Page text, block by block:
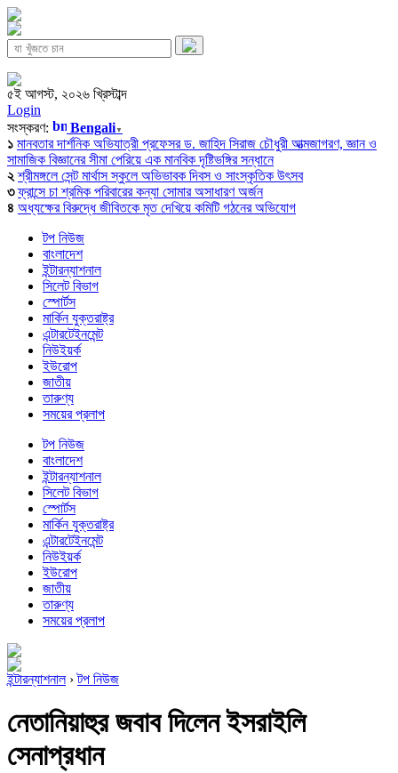
৫ই আগস্ট, ২০২৬ খ্রিস্টাব্দ
Login
সংস্করণ:
Bengali▼
১ মানবতার দার্শনিক অভিযাত্রী প্রফেসর ড. জাহিদ সিরাজ চৌধুরী আত্মজাগরণ, জ্ঞান ও
সামাজিক বিজ্ঞানের সীমা পেরিয়ে এক মানবিক দৃষ্টিভঙ্গির সন্ধানে
২ শ্রীমঙ্গলে সেন্ট মার্থাস স্কুলে অভিভাবক দিবস ও সাংস্কৃতিক উৎসব
৩ ফ্রান্সে চা শ্রমিক পরিবারের কন্যা সোমার অসাধারণ অর্জন
৪ অধ্যক্ষের বিরুদ্ধে জীবিতকে মৃত দেখিয়ে কমিটি গঠনের অভিযোগ
টপ নিউজ
বাংলাদেশ
ইন্টারন্যাশনাল
সিলেট বিভাগ
স্পোর্টস
মার্কিন যুক্তরাষ্ট্র
এন্টারটেইনমেন্ট
নিউইয়র্ক
ইউরোপ
জাতীয়
তারুণ্য
সময়ের প্রলাপ
টপ নিউজ
বাংলাদেশ
ইন্টারন্যাশনাল
সিলেট বিভাগ
স্পোর্টস
মার্কিন যুক্তরাষ্ট্র
এন্টারটেইনমেন্ট
নিউইয়র্ক
ইউরোপ
জাতীয়
তারুণ্য
সময়ের প্রলাপ
ইন্টারন্যাশনাল›টপ নিউজ
নেতানিয়াহুর জবাব দিলেন ইসরাইলি
সেনাপ্রধান